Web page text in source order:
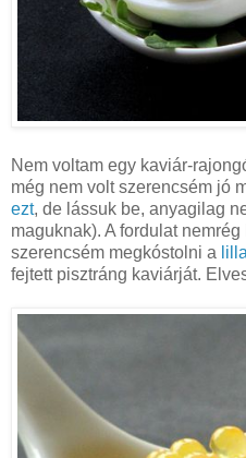
Nem voltam egy kaviár-
még nem volt szerencsém jó
ezt, de lássuk be, anyagilag
maguknak). A fordulat
szerencsém megkóstolni a
fejtett pisztráng kaviárját.